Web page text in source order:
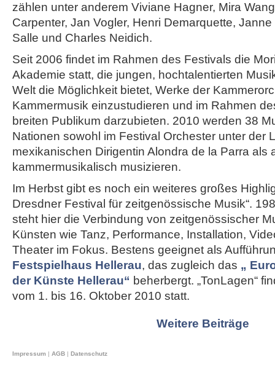
zählen unter anderem Viviane Hagner, Mira
Carpenter, Jan Vogler, Henri Demarquette,
Salle und Charles Neidich.
Seit 2006 findet im Rahmen des Festivals die
Akademie statt, die jungen, hochtalentierten
Welt die Möglichkeit bietet, Werke der
Kammermusik einzustudieren und im Rahmen
breiten Publikum darzubieten. 2010 werden 38
Nationen sowohl im Festival Orchester unter der
mexikanischen Dirigentin Alondra de la Parra als
kammermusikalisch musizieren.
Im Herbst gibt es noch ein weiteres großes
Dresdner Festival für zeitgenössische Musik“.
steht hier die Verbindung von zeitgenössischer
Künsten wie Tanz, Performance, Installation,
Theater im Fokus. Bestens geeignet als
Festspielhaus Hellerau, das zugleich das „
der Künste Hellerau“ beherbergt. „TonLagen“
vom 1. bis 16. Oktober 2010 statt.
Weitere Beiträge
Impressum | AGB | Datenschutz